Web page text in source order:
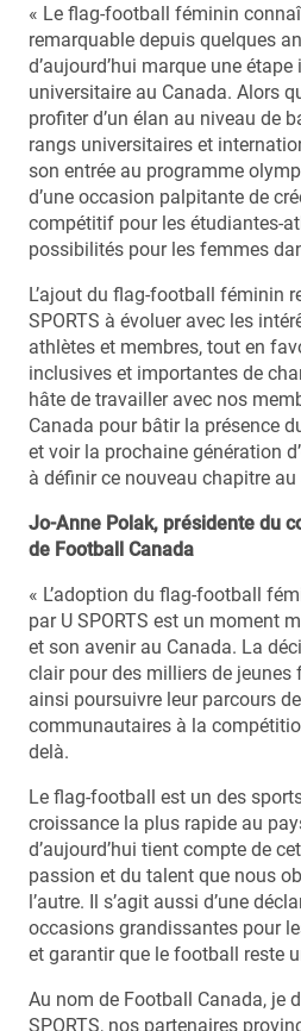
« Le flag-football féminin
remarquable depuis quelques
d’aujourd’hui marque une
universitaire au Canada. Alors
profiter d’un élan au niveau de
rangs universitaires et
son entrée au programme
d’une occasion palpitante de
compétitif pour les étudiantes-
possibilités pour les femmes
L’ajout du flag-football féminin
SPORTS à évoluer avec les
athlètes et membres, tout en
inclusives et importantes de
hâte de travailler avec nos
Canada pour bâtir la présence
et voir la prochaine génération
à définir ce nouveau chapitre au
Jo-Anne Polak, présidente du
de Football Canada
« L’adoption du flag-football
par U SPORTS est un moment
et son avenir au Canada. La
clair pour des milliers de
ainsi poursuivre leur parcours
communautaires à la
delà.
Le flag-football est un des
croissance la plus rapide au
d’aujourd’hui tient compte de
passion et du talent que nous
l’autre. Il s’agit aussi d’une
occasions grandissantes pour
et garantir que le football reste
Au nom de Football Canada, je
SPORTS, nos partenaires